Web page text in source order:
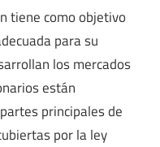
tiene como objetivo
para su
los mercados
están
principales de
por la ley